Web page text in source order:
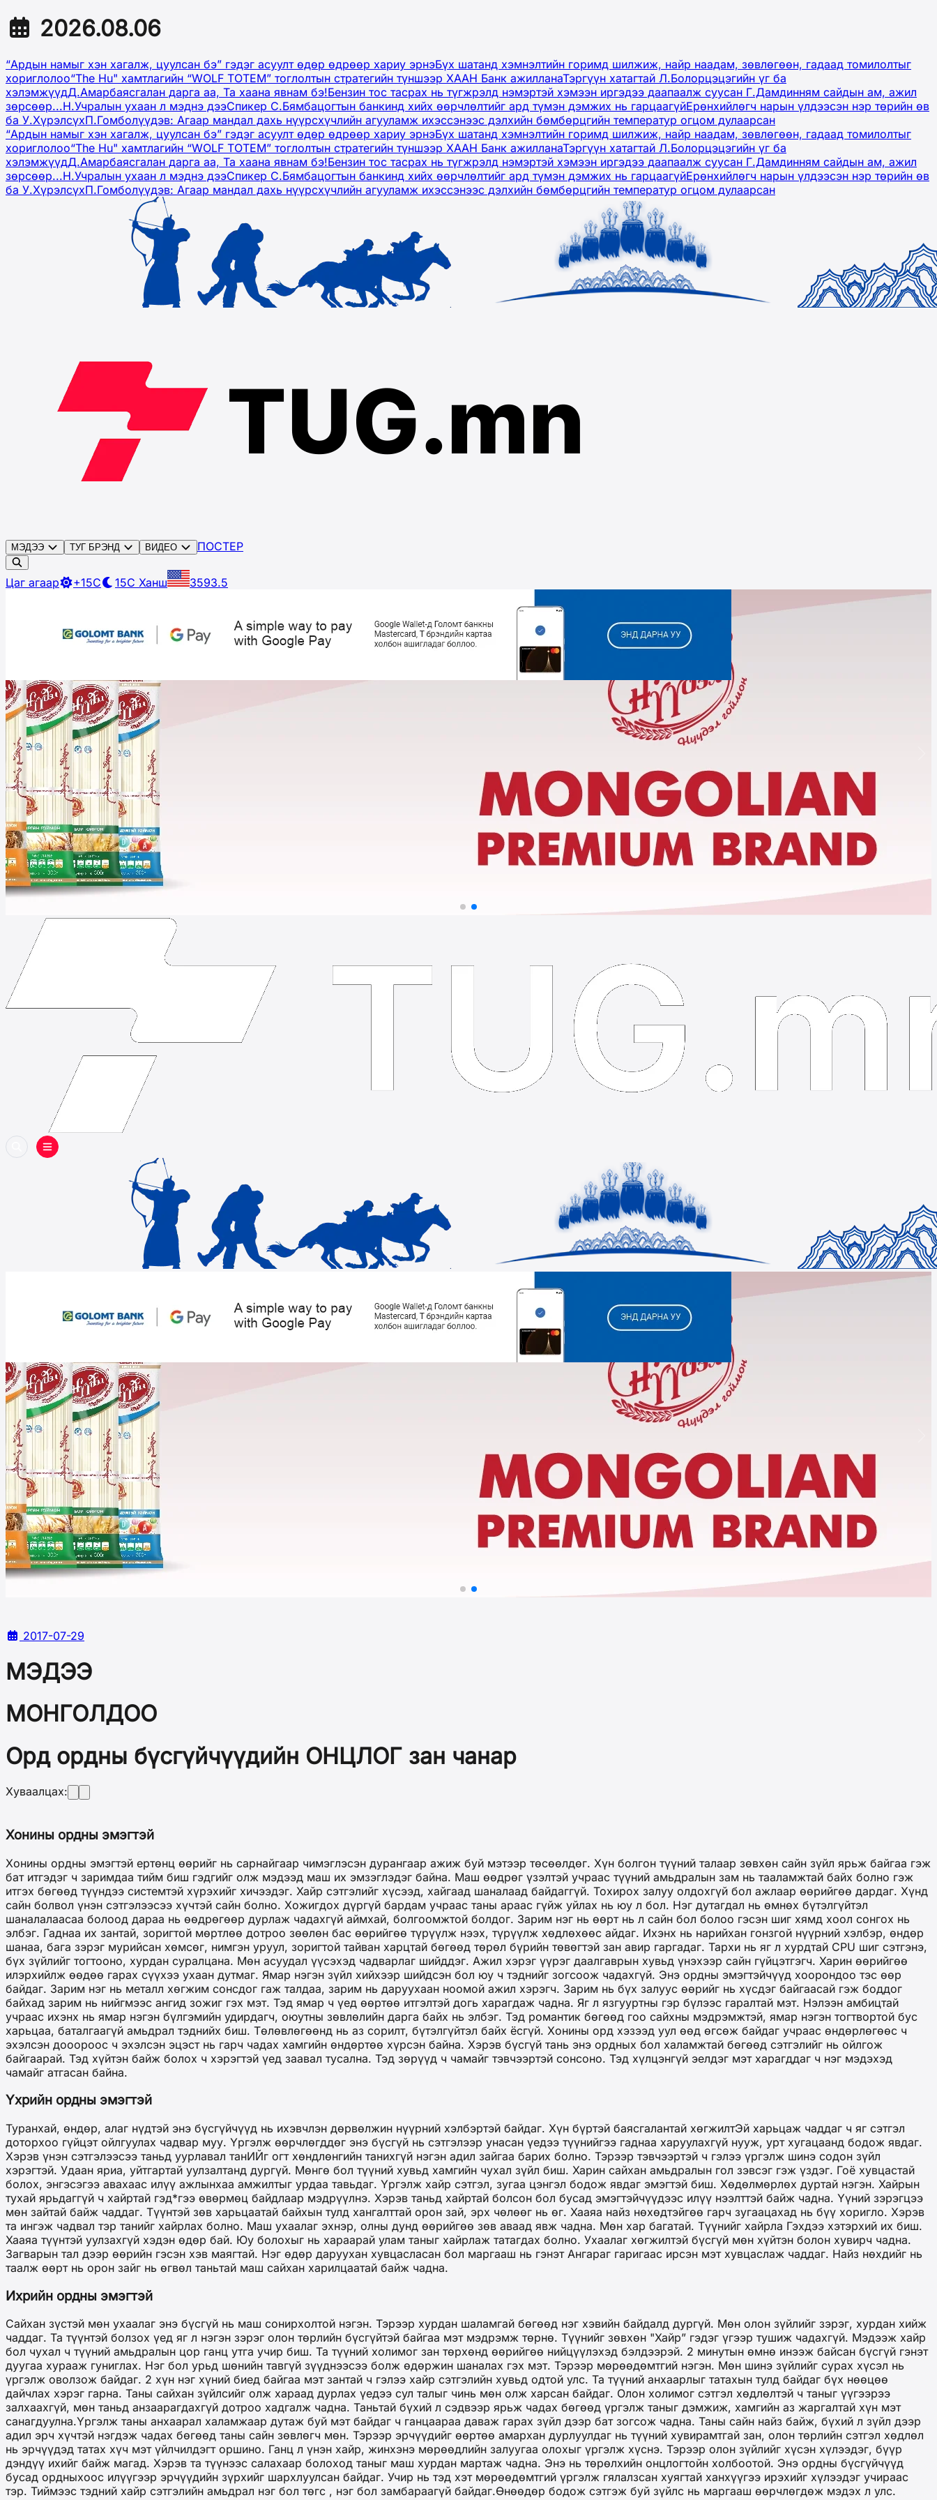
2026.08.06
“Ардын намыг хэн хагалж, цуулсан бэ” гэдэг асуулт өдөр өдрөөр хариу эрнэБүх шатанд хэмнэлтийн горимд шилжиж, найр наадам, зөвлөгөөн, гадаад томилолтыг
хориглолоо“The Hu" хамтлагийн “WOLF TOTEM” тоглолтын стратегийн түншээр ХААН Банк ажилланаТэргүүн хатагтай Л.Болорцэцэгийн үг ба
хэлэмжүүдД.Амарбаясгалан дарга аа, Та хаана явнам бэ!Бензин тос тасрах нь түгжрэлд нэмэртэй хэмээн иргэдээ даапаалж суусан Г.Дамдинням сайдын ам, ажил
зөрсөөр...Н.Учралын ухаан л мэднэ дээСпикер С.Бямбацогтын банкинд хийх өөрчлөлтийг ард түмэн дэмжих нь гарцаагүйЕрөнхийлөгч нарын үлдээсэн нэр төрийн өв
ба У.ХүрэлсүхП.Гомболүүдэв: Агаар мандал дахь нүүрсхүчлийн агууламж ихэссэнээс дэлхийн бөмбөрцгийн температур огцом дулаарсан
“Ардын намыг хэн хагалж, цуулсан бэ” гэдэг асуулт өдөр өдрөөр хариу эрнэБүх шатанд хэмнэлтийн горимд шилжиж, найр наадам, зөвлөгөөн, гадаад томилолтыг
хориглолоо“The Hu" хамтлагийн “WOLF TOTEM” тоглолтын стратегийн түншээр ХААН Банк ажилланаТэргүүн хатагтай Л.Болорцэцэгийн үг ба
хэлэмжүүдД.Амарбаясгалан дарга аа, Та хаана явнам бэ!Бензин тос тасрах нь түгжрэлд нэмэртэй хэмээн иргэдээ даапаалж суусан Г.Дамдинням сайдын ам, ажил
зөрсөөр...Н.Учралын ухаан л мэднэ дээСпикер С.Бямбацогтын банкинд хийх өөрчлөлтийг ард түмэн дэмжих нь гарцаагүйЕрөнхийлөгч нарын үлдээсэн нэр төрийн өв
ба У.ХүрэлсүхП.Гомболүүдэв: Агаар мандал дахь нүүрсхүчлийн агууламж ихэссэнээс дэлхийн бөмбөрцгийн температур огцом дулаарсан
МЭДЭЭ ТУГ БРЭНД ВИДЕО ПОСТЕР
Цаг агаар +15C 15C Ханш 3593.5
2017-07-29
МЭДЭЭ
МОНГОЛДОО
Орд ордны бүсгүйчүүдийн ОНЦЛОГ зан чанар
Хуваалцах:
Хонины ордны эмэгтэй
Хонины ордны эмэгтэй ертөнц өөрийг нь сарнайгаар чимэглэсэн дурангаар ажиж буй мэтээр төсөөлдөг. Хүн болгон түүний талаар зөвхөн сайн зүйл ярьж байгаа гэж
бат итгэдэг ч заримдаа тийм биш гэдгийг олж мэдээд маш их эмзэглэдэг байна. Маш өөдрөг үзэлтэй учраас түүний амьдралын зам нь тааламжтай байх болно гэж
итгэх бөгөөд түүндээ системтэй хүрэхийг хичээдэг. Хайр сэтгэлийг хүсээд, хайгаад шаналаад байдаггүй. Тохирох залуу олдохгүй бол ажлаар өөрийгөө дардаг. Хүнд
сайн болвол үнэн сэтгэлээсээ хүчтэй сайн болно. Хожигдох дүргүй бардам учраас таны араас гүйж уйлах нь юу л бол. Нэг дутагдал нь өмнөх бүтэлгүйтэл
шаналалаасаа болоод дараа нь өөдрөгөөр дурлаж чадахгүй аймхай, болгоомжтой болдог. Зарим нэг нь өөрт нь л сайн бол болоо гэсэн шиг хямд хоол сонгох нь
элбэг. Гаднаа их зантай, зоригтой мөртлөө дотроо зөөлөн бас өөрийгөө түрүүлж нээх, түрүүлж хөдлөхөөс айдаг. Ихэнх нь нарийхан гонзгой нүүрний хэлбэр, өндөр
шанаа, бага зэрэг мурийсан хөмсөг, нимгэн уруул, зоригтой тайван харцтай бөгөөд төрөл бүрийн төвөгтэй зан авир гаргадаг. Тархи нь яг л хурдтай CPU шиг сэтгэнэ,
бүх зүйлийг тогтооно, хурдан суралцана. Мөн асуудал үүсэхэд чадварлаг шийддэг. Ажил хэрэг үүрэг даалгаврын хувьд үнэхээр сайн гүйцэтгэгч. Харин өөрийгөө
илэрхийлж өөдөө гарах сүүхээ ухаан дутмаг. Ямар нэгэн зүйл хийхээр шийдсэн бол юу ч тэднийг зогсоож чадахгүй. Энэ ордны эмэгтэйчүүд хоорондоо тэс өөр
байдаг. Зарим нэг нь металл хөгжим сонсдог гаж талдаа, зарим нь даруухаан ноомой ажил хэрэгч. Зарим нь бүх залуус өөрийг нь хүсдэг байгаасай гэж боддог
байхад зарим нь нийгмээс ангид зожиг гэх мэт. Тэд ямар ч үед өөртөө итгэлтэй догь харагдаж чадна. Яг л язгууртны гэр бүлээс гаралтай мэт. Нэлээн амбицтай
учраас ихэнх нь ямар нэгэн бүлгэмийн удирдагч, оюутны зөвлөлийн дарга байх нь элбэг. Тэд романтик бөгөөд гоо сайхны мэдрэмжтэй, ямар нэгэн тогтвортой бус
харьцаа, баталгаагүй амьдрал тэднийх биш. Төлөвлөгөөнд нь аз сорилт, бүтэлгүйтэл байх ёсгүй. Хонины орд хэзээд уул өөд өгсөж байдаг учраас өндөрлөгөөс ч
эхэлсэн дооороос ч эхэлсэн эцэст нь гарч чадах хамгийн өндөртөө хүрсэн байна. Хэрэв бүсгүй тань энэ ордных бол халамжтай бөгөөд сэтгэлийг нь ойлгож
байгаарай. Тэд хүйтэн байж болох ч хэрэгтэй үед заавал тусална. Тэд зөрүүд ч чамайг тэвчээртэй сонсоно. Тэд хүлцэнгүй эелдэг мэт харагддаг ч нэг мэдэхэд
чамайг атгасан байна.
Үхрийн ордны эмэгтэй
Туранхай, өндөр, алаг нүдтэй энэ бүсгүйчүүд нь ихэвчлэн дөрвөлжин нүүрний хэлбэртэй байдаг. Хүн бүртэй баясгалантай хөгжилтЭй харьцаж чаддаг ч яг сэтгэл
доторхоо гүйцэт ойлгуулах чадвар муу. Үргэлж өөрчлөгддөг энэ бүсгүй нь сэтгэлээр унасан үедээ түүнийгээ гаднаа харуулахгүй нууж, урт хугацаанд бодож явдаг.
Хэрэв үнэн сэтгэлээсээ таньд уурлавал танИЙг огт хөндлөнгийн танихгүй нэгэн адил зайгаа барих болно. Тэрээр тэвчээртэй ч гэлээ үргэлж шинэ содон зүйл
хэрэгтэй. Удаан яриа, уйтгартай уулзалтанд дургүй. Мөнгө бол түүний хувьд хамгийн чухал зүйл биш. Харин сайхан амьдралын гол зэвсэг гэж үздэг. Гоё хувцастай
болох, энгэсэгээ авахаас илүү ажлынхаа амжилтыг урдаа тавьдаг. Үргэлж хайр сэтгэл, зугаа цэнгэл бодож явдаг эмэгтэй биш. Хөдөлмөрлөх дуртай нэгэн. Хайрын
тухай ярьдаггүй ч хайртай гэд*гээ өвөрмөц байдлаар мэдрүүлнэ. Хэрэв таньд хайртай болсон бол бусад эмэгтэйчүүдээс илүү нээлттэй байж чадна. Үүний зэрэгцээ
мөн зайтай байж чаддаг. Түүнтэй зөв харьцаатай байхын тулд хангалттай орон зай, эрх чөлөөг нь өг. Хааяа найз нөхөдтэйгөө гарч зугаацахад нь бүү хоригло. Хэрэв
та ингэж чадвал тэр танийг хайрлах болно. Маш ухаалаг эхнэр, олны дунд өөрийгөө зөв аваад явж чадна. Мөн хар багатай. Түүнийг хайрла Гэхдээ хэтэрхий их биш.
Хааяа түүнтэй уулзахгүй хэдэн өдөр бай. Юу болохыг нь хараарай улам таныг хайрлаж татагдах болно. Ухаалаг хөгжилтэй бүсгүй мөн хүйтэн болон хувирч чадна.
Загварын тал дээр өөрийн гэсэн хэв маягтай. Нэг өдөр даруухан хувцасласан бол маргааш нь гэнэт Ангараг гаригаас ирсэн мэт хувцаслаж чаддаг. Найз нөхдийг нь
таалж өөрт нь орон зайг нь өгвөл таньтай маш сайхан харилцаатай байж чадна.
Ихрийн ордны эмэгтэй
Сайхан зүстэй мөн ухаалаг энэ бүсгүй нь маш сонирхолтой нэгэн. Тэрээр хурдан шаламгай бөгөөд нэг хэвийн байдалд дургүй. Мөн олон зүйлийг зэрэг, хурдан хийж
чаддаг. Та түүнтэй болзох үед яг л нэгэн зэрэг олон төрлийн бүсгүйтэй байгаа мэт мэдрэмж төрнө. Түүнийг зөвхөн "Хайр” гэдэг үгээр тушиж чадахгүй. Мэдээж хайр
бол чухал ч түүний амьдралын цор ганц утга учир биш. Та түүний холимог зан төрхөнд өөрийгөө нийцүүлэхэд бэлдээрэй. 2 минутын өмнө инээж байсан бүсгүй гэнэт
дуугаа хурааж гуниглах. Нэг бол урьд шөнийн тавгүй зүүднээсээ болж өдөржин шаналах гэх мэт. Тэрээр мөрөөдөмтгий нэгэн. Мөн шинэ зүйлийг сурах хүсэл нь
үргэлж оволзож байдаг. 2 хүн нэг хүний биед байгаа мэт зантай ч гэлээ хайр сэтгэлийн хувьд одтой улс. Та түүний анхаарлыг татахын тулд байдаг бүх нөөцөө
дайчлах хэрэг гарна. Таны сайхан зүйлсийг олж хараад дурлах үедээ сул талыг чинь мөн олж харсан байдаг. Олон холимог сэтгэл хөдлөлтэй ч таныг үүгээрээ
залхаахгүй, мөн таньд анзаарагдахгүй дотроо хадгалж чадна. Таньтай бүхий л сэдвээр ярьж чадах бөгөөд үргэлж таныг дэмжиж, хамгийн аз жаргалтай хүн мэт
санагдуулна.Үргэлж таны анхаарал халамжаар дутаж буй мэт байдаг ч ганцаараа даваж гарах зүйл дээр бат зогсож чадна. Таны сайн найз байж, бүхий л зүйл дээр
адил эрч хүчтэй нэгдэж чадах бөгөөд таны сайн зөвлөгч мөн. Тэрээр эрчүүдийг өөртөө амархан дурлуулдаг нь түүний хувирамтгай зан, олон төрлийн сэтгэл хөдлөл
нь эрчүүдэд татах хүч мэт үйлчилдэгт оршино. Ганц л үнэн хайр, жинхэнэ мөрөөдлийн залуугаа олохыг үргэлж хүснэ. Тэрээр олон зүйлийг хүсэн хүлээдэг, бүүр
дэндүү ихийг байж магад. Хэрэв та түүнээс салахаар болоход таныг маш хурдан мартаж чадна. Энэ нь төрөлхийн онцлогтойн холбоотой. Энэ ордны бүсгүйчүүд
бусад ордныхоос илүүгээр эрчүүдийн зүрхийг шархлуулсан байдаг. Учир нь тэд хэт мөрөөдөмтгий үргэлж гялалзсан хуягтай ханхүүгээ ирэхийг хүлээдэг учираас
тэр. Тиймээс тэдний хайр сэтгэлийн амьдрал нэг бол төгс , нэг бол замбараагүй байдаг.Өнөөдөр бодож сэтгэж буй зүйлс нь маргааш өөрчлөгдөж мэдэх л улс.